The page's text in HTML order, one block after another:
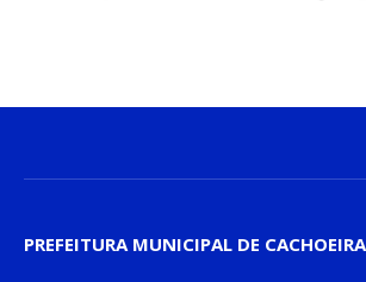
PREFEITURA MUNICIPAL DE